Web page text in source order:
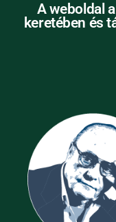
A weboldal
keretében és